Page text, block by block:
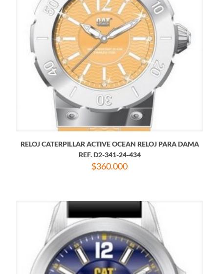
RELOJ CATERPILLAR ACTIVE OCEAN RELOJ PARA DAMA
REF. D2-341-24-434
$360.000